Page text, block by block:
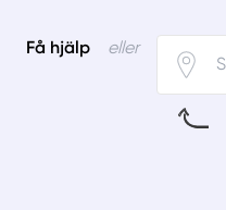
Få hjälp eller